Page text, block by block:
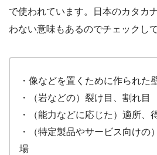
で使われています。日本のカタカ
わない意味もあるのでチェックし
・像などを置くために作られた
・（岩などの）裂け目、割れ目
・（能力などに応じた）適所、
・（特定製品やサービス向けの
場